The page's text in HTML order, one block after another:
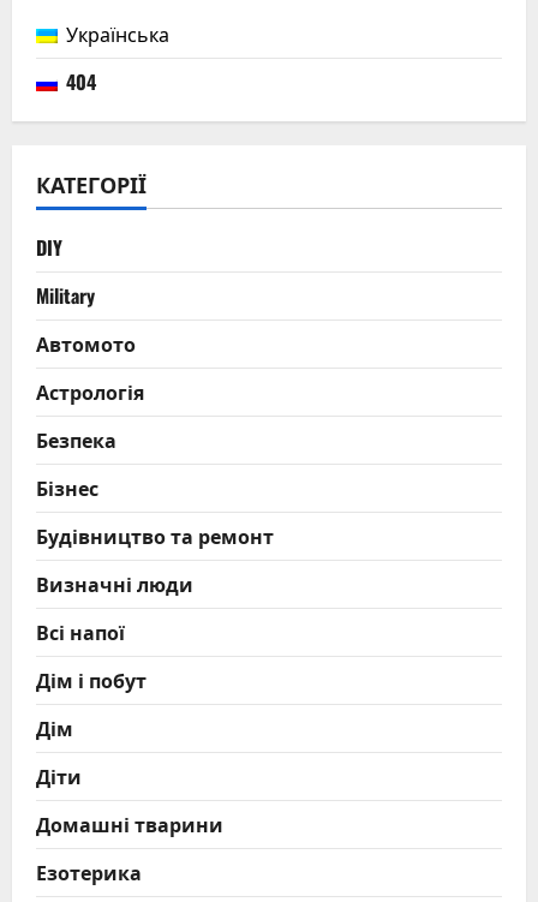
Українська
404
КАТЕГОРІЇ
DIY
Military
Автомото
Астрологія
Безпека
Бізнес
Будівництво та ремонт
Визначні люди
Всі напої
Дім і побут
Дім
Діти
Домашні тварини
Езотерика